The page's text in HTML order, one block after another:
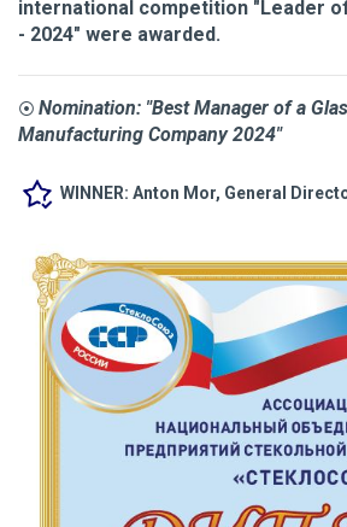
international competition "Leader
- 2024" were awarded.
⦿ Nomination: "Best Manager of a
Manufacturing Company 2024"
WINNER: Anton Mor, General